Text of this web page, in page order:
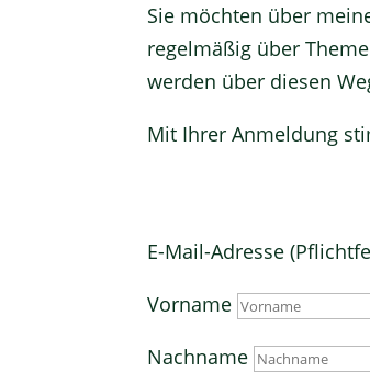
Sie möchten über
regelmäßig über
werden über diesen
Mit Ihrer Anmeldung
E-Mail-Adresse
Vorname
Nachname